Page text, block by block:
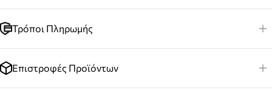
Τρόποι Πληρωμής
Επιστροφές Προϊόντων